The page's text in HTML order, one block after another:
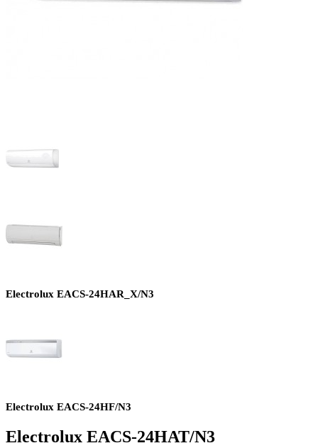
Electrolux EACS-24HAR_X/N3
Electrolux EACS-24HF/N3
Electrolux EACS-24HAT/N3